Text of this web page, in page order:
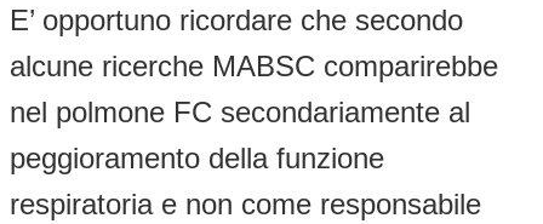
E’ opportuno ricordare che secondo
alcune ricerche MABSC comparirebbe
nel polmone FC secondariamente al
peggioramento della funzione
respiratoria e non come responsabile